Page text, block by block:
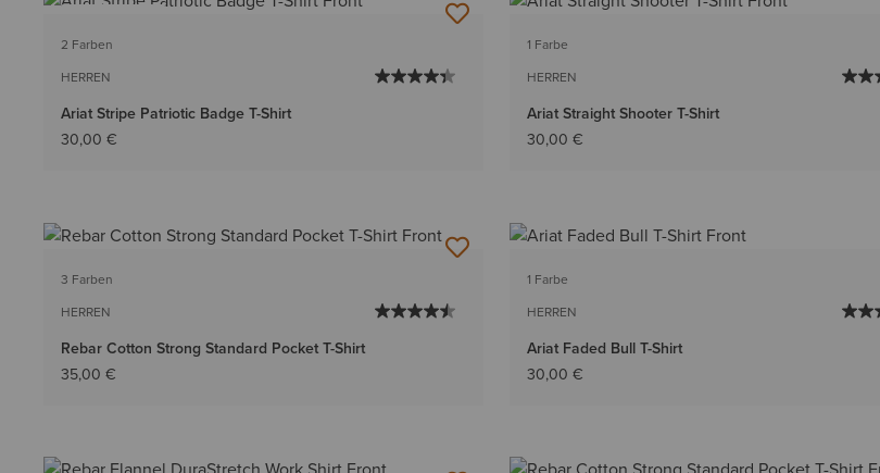
2 Farben
HERREN
Ariat Stripe Patriotic Badge T-Shirt
30,00 €
1 Farbe
HERREN
Ariat Straight Shooter T-Shirt
30,00 €
3 Farben
HERREN
Rebar Cotton Strong Standard Pocket T-Shirt
35,00 €
1 Farbe
HERREN
Ariat Faded Bull T-Shirt
30,00 €